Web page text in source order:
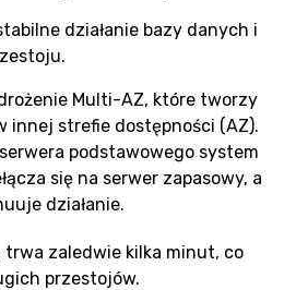
działanie bazy danych i
Multi-AZ, które tworzy
innej strefie dostępności (AZ).
podstawowego system
się na serwer zapasowy, a
działanie.
trwa zaledwie kilka minut, co
przestojów.